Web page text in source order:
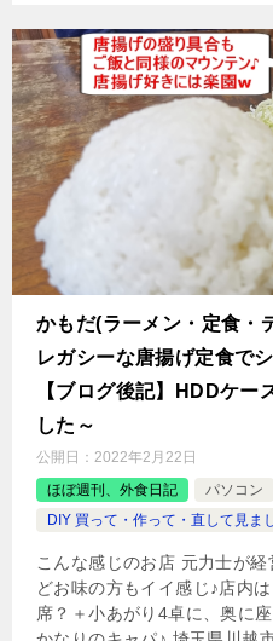
かもだ(ラーメン・定食・
レガシーな唐揚げ定食で
【ブログ後記】HDDケー
した～
公開日： 2022年2月22日
ほぼ週刊、外食日記
パソコン
DIY 買って・作って・直して見ま
こんな感じのお店 元力士が
どお味の方もイイ感じ♪店内
席？＋小あがり4卓に、奥に